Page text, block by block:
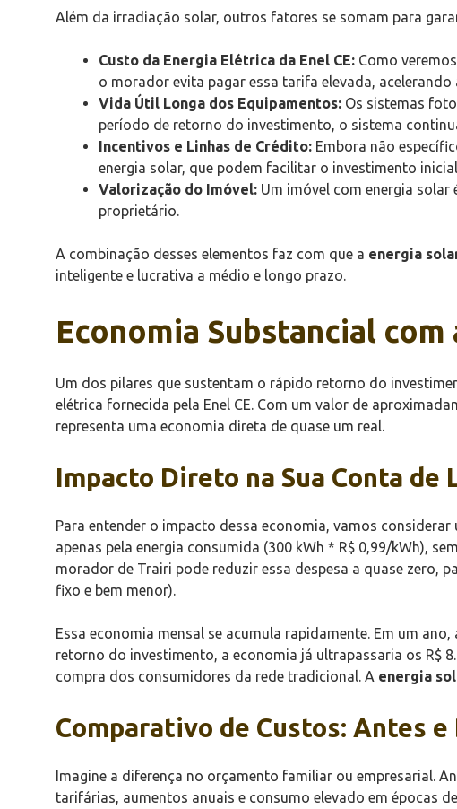
Além da irradiação solar, outros fatores se somam para
Custo da Energia Elétrica da Enel CE: Como
o morador evita pagar essa tarifa elevada,
Vida Útil Longa dos Equipamentos: Os sistemas
período de retorno do investimento, o sistema
Incentivos e Linhas de Crédito: Embora não
energia solar, que podem facilitar o investimento
Valorização do Imóvel: Um imóvel com energia
proprietário.
A combinação desses elementos faz com que a energia
inteligente e lucrativa a médio e longo prazo.
Economia Substancial com
Um dos pilares que sustentam o rápido retorno do
elétrica fornecida pela Enel CE. Com um valor de
representa uma economia direta de quase um real.
Impacto Direto na Sua Conta de
Para entender o impacto dessa economia, vamos
apenas pela energia consumida (300 kWh * R$ 0,99/kWh),
morador de Trairi pode reduzir essa despesa a quase zero,
fixo e bem menor).
Essa economia mensal se acumula rapidamente. Em um
retorno do investimento, a economia já ultrapassaria os R$
compra dos consumidores da rede tradicional. A energia
Comparativo de Custos: Antes
Imagine a diferença no orçamento familiar ou empresarial.
tarifárias, aumentos anuais e consumo elevado em épocas